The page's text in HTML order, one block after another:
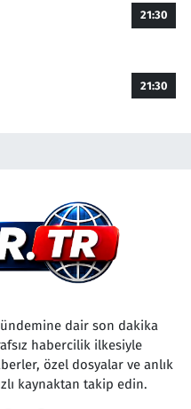
21:30
21:30
dair son dakika
habercilik ilkesiyle
özel dosyalar ve anlık
kaynaktan takip edin.